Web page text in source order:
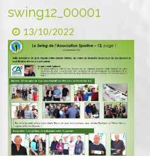
swing12_00001
13/10/2022